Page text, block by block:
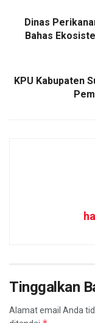
Dinas
Bahas
KPU Kabupaten
Tinggalkan
Alamat email Anda